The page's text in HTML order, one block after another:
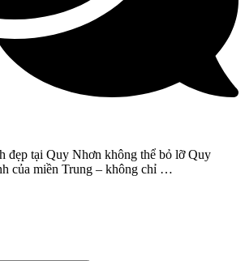
đẹp tại Quy Nhơn không thể bỏ lỡ Quy
của miền Trung – không chỉ …